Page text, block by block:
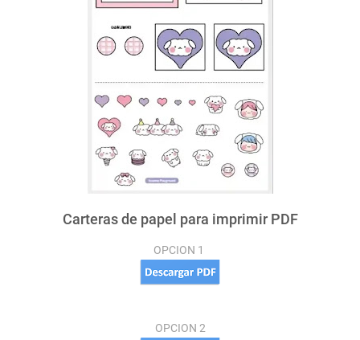
Carteras de papel para imprimir PDF
OPCION 1
OPCION 2